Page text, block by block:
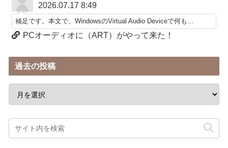
2026.07.17 8:49
補足です。本文で、WindowsのVirtual Audio Deviceで何も...
PCオーディオに（ART）がやって来た！
過去の投稿